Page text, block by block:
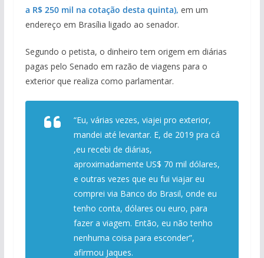
a R$ 250 mil na cotação desta quinta), em um
endereço em Brasília ligado ao senador.
Segundo o petista, o dinheiro tem origem em diárias
pagas pelo Senado em razão de viagens para o
exterior que realiza como parlamentar.
“Eu, várias vezes, viajei pro exterior,
mandei até levantar. E, de 2019 pra cá
,eu recebi de diárias,
aproximadamente US$ 70 mil dólares,
e outras vezes que eu fui viajar eu
comprei via Banco do Brasil, onde eu
tenho conta, dólares ou euro, para
fazer a viagem. Então, eu não tenho
nenhuma coisa para esconder”,
afirmou Jaques.